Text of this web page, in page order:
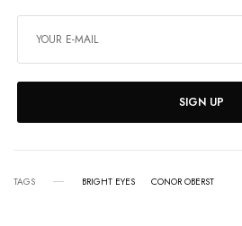
SIGN UP
TAGS BRIGHT EYES CONOR OBERST